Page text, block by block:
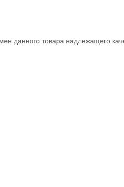
данного товара надлежащего